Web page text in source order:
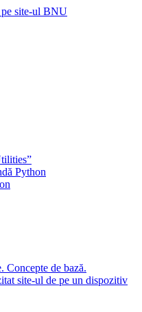
site-ul BNU
Python
Concepte de bază.
site-ul de pe un dispozitiv